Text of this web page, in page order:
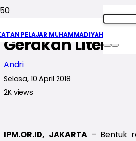
PELAJAR MUHAMMADIYAH
Lapak Baca,
Gerakan Literasi
Andri
Selasa, 10 April 2018
2K views
IPM.OR.ID, JAKARTA– Bentuk